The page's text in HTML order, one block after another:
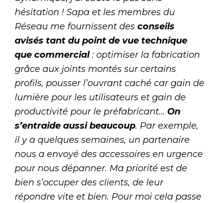
hésitation ! Sapa et les membres du
Réseau me fournissent des conseils
avisés tant du point de vue technique
que commercial: optimiser la fabrication
grâce aux joints montés sur certains
profils, pousser l’ouvrant caché car gain de
lumière pour les utilisateurs et gain de
productivité pour le préfabricant… On
s’entraide aussi beaucoup. Par exemple,
il y a quelques semaines, un partenaire
nous a envoyé des accessoires en urgence
pour nous dépanner. Ma priorité est de
bien s’occuper des clients, de leur
répondre vite et bien. Pour moi cela passe